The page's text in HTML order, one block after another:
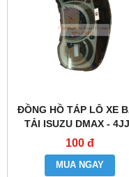
ĐỒNG HỒ TÁP LÔ XE
TẢI ISUZU DMAX -
100 đ
MUA NGAY